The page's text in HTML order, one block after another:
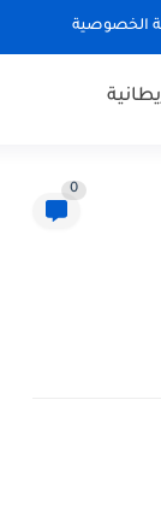
الخصوصية
0